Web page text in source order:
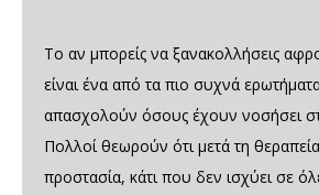
Το αν μπορείς να ξανακολλήσεις
είναι ένα από τα πιο συχνά
απασχολούν όσους έχουν νοσήσει
Πολλοί θεωρούν ότι μετά τη
προστασία, κάτι που δεν ισχύει σε